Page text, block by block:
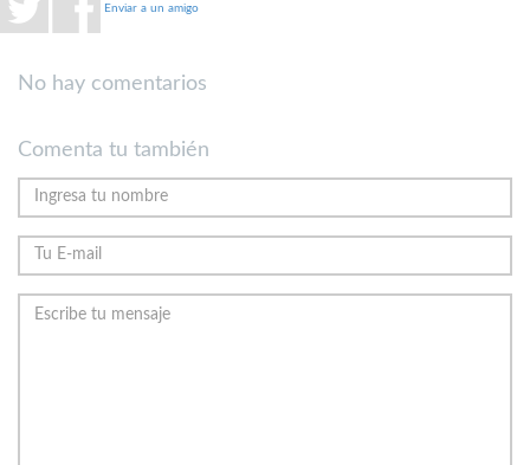
Enviar a un amigo
No hay comentarios
Comenta tu también